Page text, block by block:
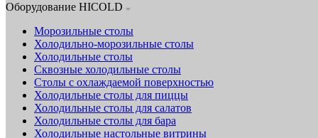
Оборудование HICOLD
Морозильные столы
Холодильно-морозильные столы
Холодильные столы
Сквозные холодильные столы
Столы с охлаждаемой поверхностью
Холодильные столы для пиццы
Холодильные столы для салатов
Холодильные столы для бара
Холодильные настольные витрины